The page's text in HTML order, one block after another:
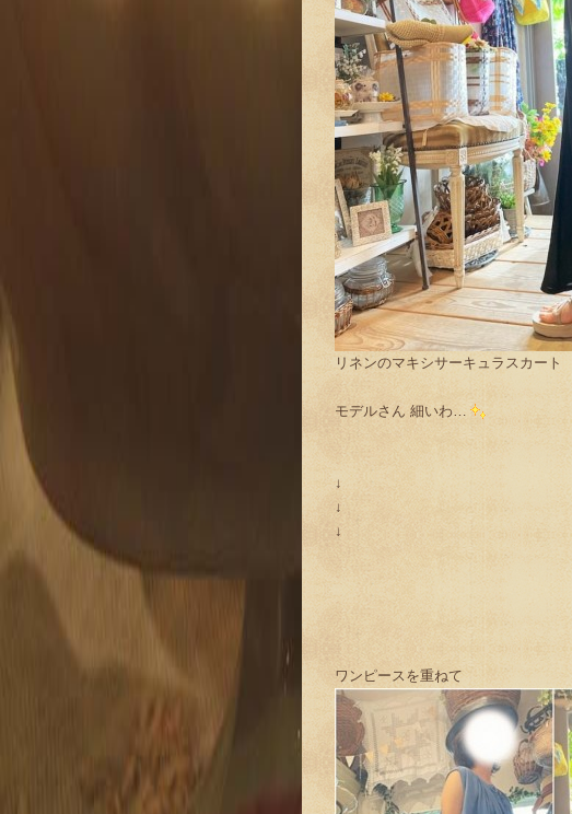
リネンのマキシサーキュラスカート
モデルさん 細いわ…
↓
↓
↓
ワンピースを重ねて